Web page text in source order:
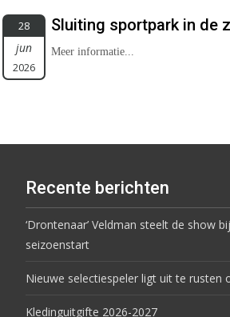
28
jun
2026
Sluiting sportpark in de
Meer informatie...
Recente berichten
‘Drontenaar’ Veldman steelt de show
seizoenstart
Nieuwe selectiespeler ligt uit te rusten
Kledinguitgifte 2026-2027